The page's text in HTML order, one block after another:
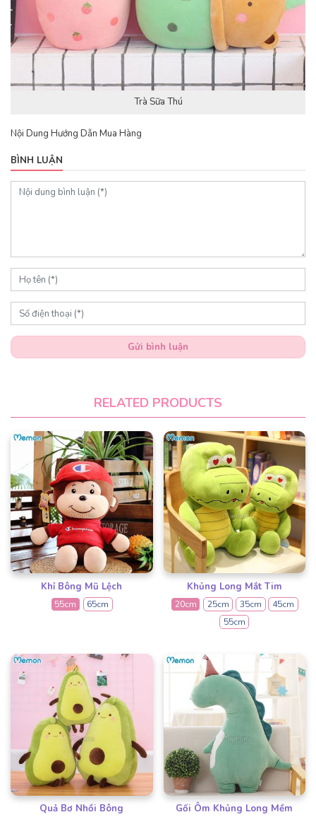
Trà Sữa Thú
Nội Dung Hướng Dẫn Mua Hàng
BÌNH LUẬN
Gửi bình luận
RELATED PRODUCTS
Khỉ Bông Mũ Lệch
55cm 65cm
Khủng Long Mắt Tim
20cm 25cm 35cm
45cm
55cm
Quả Bơ Nhồi Bông Gối Ôm Khủng Long Mềm